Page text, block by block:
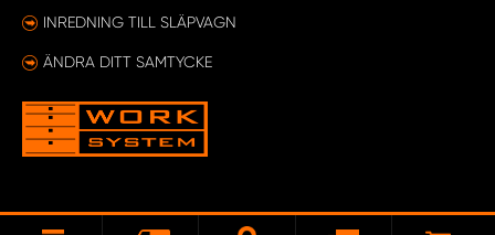
INREDNING TILL SLÄPVAGN
ÄNDRA DITT SAMTYCKE